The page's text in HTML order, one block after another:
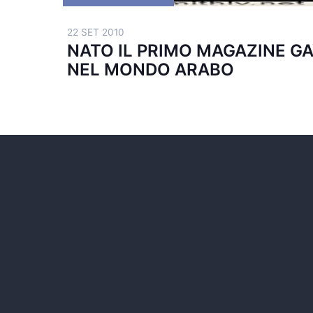
22 SET 2010
NATO IL PRIMO MAGAZINE
NEL MONDO ARABO